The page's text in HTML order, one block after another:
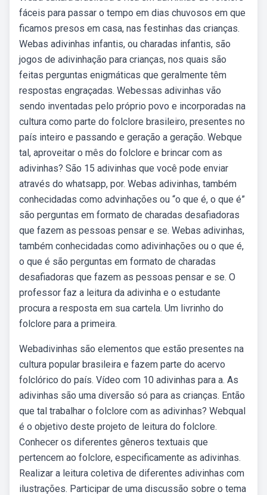
fáceis para passar o tempo em dias chuvosos em que
ficamos presos em casa, nas festinhas das crianças.
Webas adivinhas infantis, ou charadas infantis, são
jogos de adivinhação para crianças, nos quais são
feitas perguntas enigmáticas que geralmente têm
respostas engraçadas. Webessas adivinhas vão
sendo inventadas pelo próprio povo e incorporadas na
cultura como parte do folclore brasileiro, presentes no
país inteiro e passando e geração a geração. Webque
tal, aproveitar o mês do folclore e brincar com as
adivinhas? São 15 adivinhas que você pode enviar
através do whatsapp, por. Webas adivinhas, também
conhecidadas como advinhações ou “o que é, o que é”
são perguntas em formato de charadas desafiadoras
que fazem as pessoas pensar e se. Webas adivinhas,
também conhecidadas como adivinhações ou o que é,
o que é são perguntas em formato de charadas
desafiadoras que fazem as pessoas pensar e se. O
professor faz a leitura da adivinha e o estudante
procura a resposta em sua cartela. Um livrinho do
folclore para a primeira.
Webadivinhas são elementos que estão presentes na
cultura popular brasileira e fazem parte do acervo
folclórico do país. Vídeo com 10 adivinhas para a. As
adivinhas são uma diversão só para as crianças. Então
que tal trabalhar o folclore com as adivinhas? Webqual
é o objetivo deste projeto de leitura do folclore.
Conhecer os diferentes gêneros textuais que
pertencem ao folclore, especificamente as adivinhas.
Realizar a leitura coletiva de diferentes adivinhas com
ilustrações. Participar de uma discussão sobre o tema